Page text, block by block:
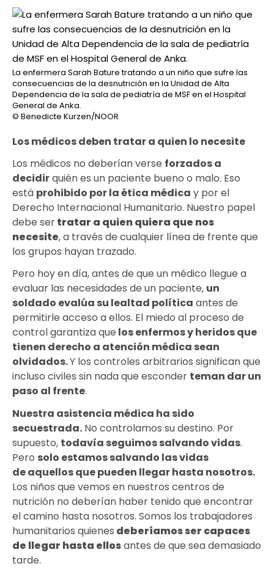
La enfermera Sarah Bature tratando a un niño que sufre las
consecuencias de la desnutrición en la Unidad de Alta
Dependencia de la sala de pediatría de MSF en el Hospital
General de Anka.
© Benedicte Kurzen/NOOR
Los médicos deben tratar a quien lo necesite
Los médicos no deberían verse forzados a
decidirquién es un paciente bueno o malo. Eso
está prohibido por la ética médica y por el
Derecho Internacional Humanitario. Nuestro papel
debe sertratar a quien quiera que nos
necesite, a través de cualquier línea de frente que
los grupos hayan trazado.
Pero hoy en día, antes de que un médico llegue a
evaluar las necesidades de un paciente, un
soldado evalúa su lealtad política antes de
permitirle acceso a ellos. El miedo al proceso de
control garantiza que los enfermos y heridos que
tienen derecho a atención médica sean
olvidados.Y los controles arbitrarios significan que
incluso civiles sin nada que esconder teman dar un
paso al frente.
Nuestra asistencia médica ha sido
secuestrada. No controlamos su destino. Por
supuesto, todavía seguimos salvando vidas.
Pero solo estamos salvando las vidas
deaquellos que pueden llegarhasta nosotros.
Los niños que vemos en nuestros centros de
nutrición no deberían haber tenido que encontrar
el camino hasta nosotros. Somos los trabajadores
humanitarios quienes deberíamos ser capaces
de llegar hasta ellosantes de que sea demasiado
tarde.